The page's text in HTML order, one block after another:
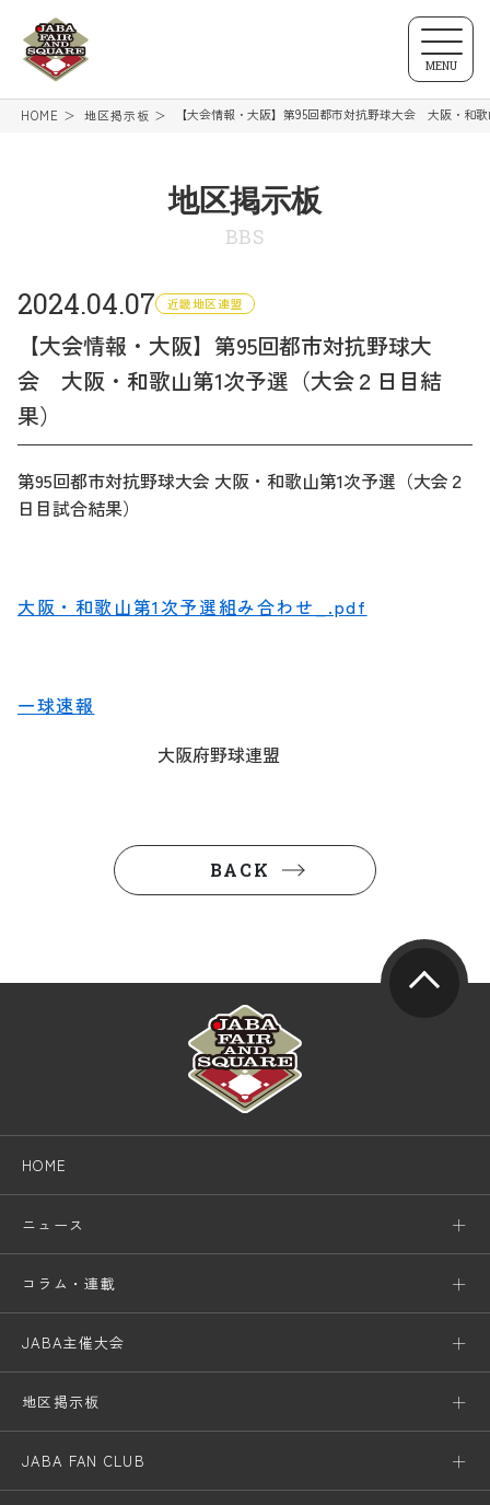
MENU
HOME 地区掲示板 【大会情報・大阪】第95回都市対抗野球大会 大阪・和
地区掲示板
BBS
2024.04.07 近畿地区連盟
【大会情報・大阪】第95回都市対抗野球大
会 大阪・和歌山第1次予選（大会２日目結
果）
第95回都市対抗野球大会 大阪・和歌山第1次予選（大会２
日目試合結果）
大阪・和歌山第1次予選組み合わせ_.pdf
一球速報
大阪府野球連盟
BACK
HOME
ニュース
コラム・連載
JABA主催大会
地区掲示板
JABA FAN CLUB